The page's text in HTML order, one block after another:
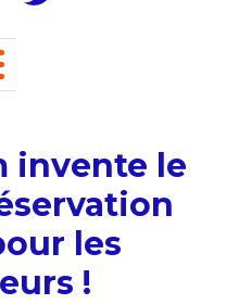
invente le
les
!